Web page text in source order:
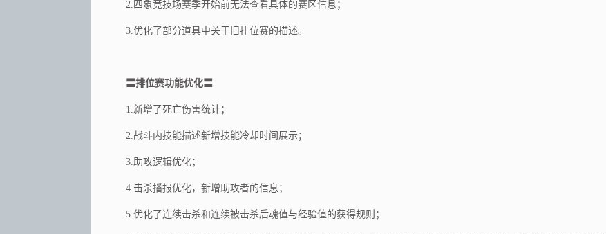
2.四象竞技场赛季开始前无法查看具体的赛区信息；
3.优化了部分道具中关于旧排位赛的描述。
〓排位赛功能优化〓
1.新增了死亡伤害统计；
2.战斗内技能描述新增技能冷却时间展示；
3.助攻逻辑优化；
4.击杀播报优化，新增助攻者的信息；
5.优化了连续击杀和连续被击杀后魂值与经验值的获得规则；